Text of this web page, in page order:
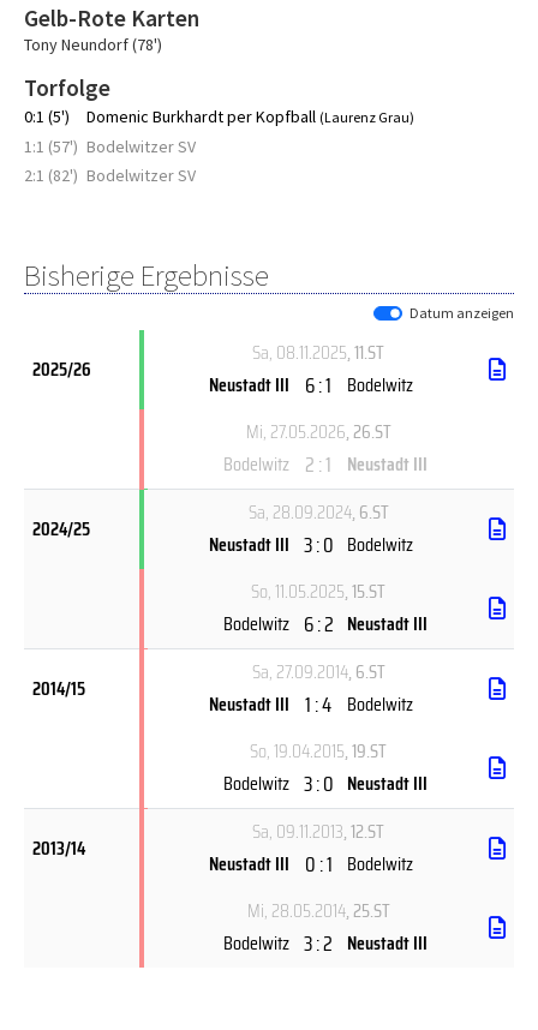
Gelb-Rote Karten
Tony Neundorf (78')
Torfolge
0:1 (5') Domenic Burkhardt per Kopfball (Laurenz Grau)
1:1 (57') Bodelwitzer SV
2:1 (82') Bodelwitzer SV
Bisherige Ergebnisse
Datum anzeigen
2025/26
Sa, 08.11.2025, 11.ST
Neustadt III 6 : 1 Bodelwitz
Mi, 27.05.2026, 26.ST
Bodelwitz 2 : 1 Neustadt III
2024/25
Sa, 28.09.2024, 6.ST
Neustadt III 3 : 0 Bodelwitz
So, 11.05.2025, 15.ST
Bodelwitz 6 : 2 Neustadt III
2014/15
Sa, 27.09.2014, 6.ST
Neustadt III 1 : 4 Bodelwitz
So, 19.04.2015, 19.ST
Bodelwitz 3 : 0 Neustadt III
2013/14
Sa, 09.11.2013, 12.ST
Neustadt III 0 : 1 Bodelwitz
Mi, 28.05.2014, 25.ST
Bodelwitz 3 : 2 Neustadt III